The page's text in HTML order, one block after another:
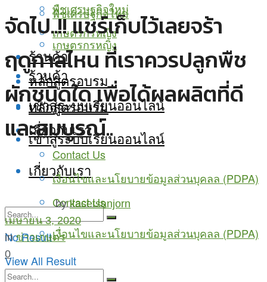
พืชเศรษฐกิจใหม่
เกษตรกรหญิง
ร้านค้า
หลักสูตรอบรม
เข้าสู่ระบบเรียนออนไลน์
เกี่ยวกับเรา
Contact Us
เงื่อนไขและนโยบายข้อมูลส่วนบุคลล (PDPA)
พืชเศรษฐกิจใหม่
เกษตรกรหญิง
ร้านค้า
หลักสูตรอบรม
เข้าสู่ระบบเรียนออนไลน์
เกี่ยวกับเรา
Contact Us
เงื่อนไขและนโยบายข้อมูลส่วนบุคลล (PDPA)
No Result
View All Result
จัดไป..!! แชร์เก็บไว้เลยจร้า
ฤดูกาลไหน ที่เราควรปลูกพืช
ผักชนิดใด เพื่อได้ผลผลิตที่ดี
และสมบูรณ์..
by kasetsanjorn
เมษายน 3, 2020
in ข่าวเกษตร
0